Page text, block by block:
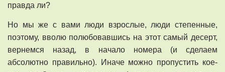
правда ли?
Но мы же с вами люди взрослые, люди степенные,
поэтому, вволю полюбовавшись на этот самый десерт,
вернемся назад, в начало номера (и сделаем
абсолютно правильно). Иначе можно пропустить кое-